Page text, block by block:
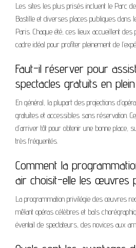
Les sites les plus prisés incluent le Parc
Bastille et diverses places publiques dans
Paris. Chaque été, ces lieux accueillent
cadre idéal pour profiter pleinement de
Faut-il réserver pour
spectacles gratuits en
En général, la plupart des projections
gratuites et accessibles sans réservation.
d’arriver tôt pour obtenir une bonne place,
très fréquentés.
Comment la
air choisit-elle les œuvres
La programmation privilégie des œuvres
mêlant opéras célèbres et bals
éventail de spectateurs, des novices aux